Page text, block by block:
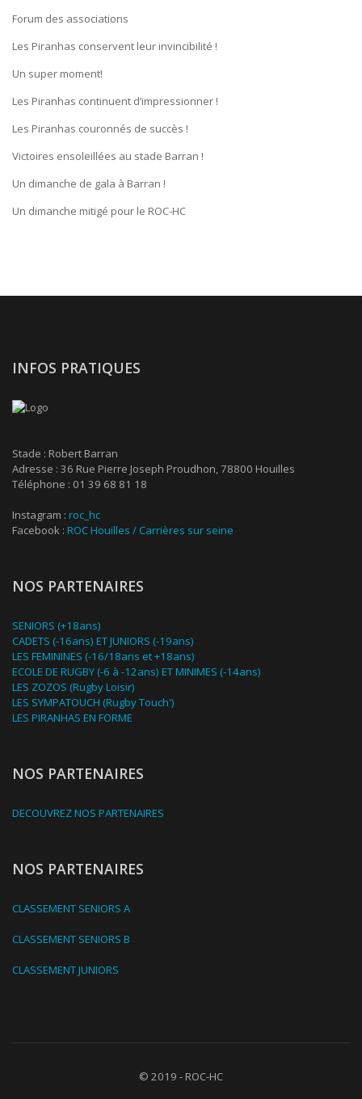
Forum des associations
Les Piranhas conservent leur invincibilité !
Un super moment!
Les Piranhas continuent d’impressionner !
Les Piranhas couronnés de succès !
Victoires ensoleillées au stade Barran !
Un dimanche de gala à Barran !
Un dimanche mitigé pour le ROC-HC
INFOS PRATIQUES
Stade : Robert Barran
Adresse : 36 Rue Pierre Joseph Proudhon, 78800 Houilles
Téléphone : 01 39 68 81 18
Instagram : roc_hc
Facebook : ROC Houilles / Carrières sur seine
NOS PARTENAIRES
SENIORS (+18ans)
CADETS (-16ans) ET JUNIORS (-19ans)
LES FEMININES (-16/18ans et +18ans)
ECOLE DE RUGBY (-6 à -12ans) ET MINIMES (-14ans)
LES ZOZOS (Rugby Loisir)
LES SYMPATOUCH (Rugby Touch')
LES PIRANHAS EN FORME
NOS PARTENAIRES
DECOUVREZ NOS PARTENAIRES
NOS PARTENAIRES
CLASSEMENT SENIORS A
CLASSEMENT SENIORS B
CLASSEMENT JUNIORS
© 2019 - ROC-HC